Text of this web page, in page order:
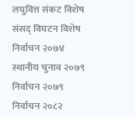
लघुवित्त संकट विशेष
संसद् विघटन विशेष
निर्वाचन २०७४
स्थानीय चुनाव २०७९
निर्वाचन २०७९
निर्वाचन २०८२